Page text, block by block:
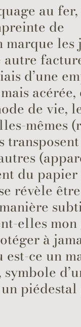
au
de
marque les
autre
d’une
de vie,
mêmes
du
révèle être
elles mon
à
ce un